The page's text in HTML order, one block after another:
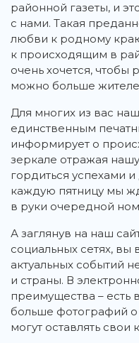
районной газеты, и
с нами. Такая
любви к родному
к происходящим в
очень хочется, чтобы
можно больше
Для многих из вас
единственным
информирует о
зеркале отражая
гордиться успехами
каждую пятницу мы
в руки очередной
А заглянув на наш
социальных сетях, вы
актуальных событий
и страны. В
преимущества – есть
больше фотографий о
могут оставлять свои